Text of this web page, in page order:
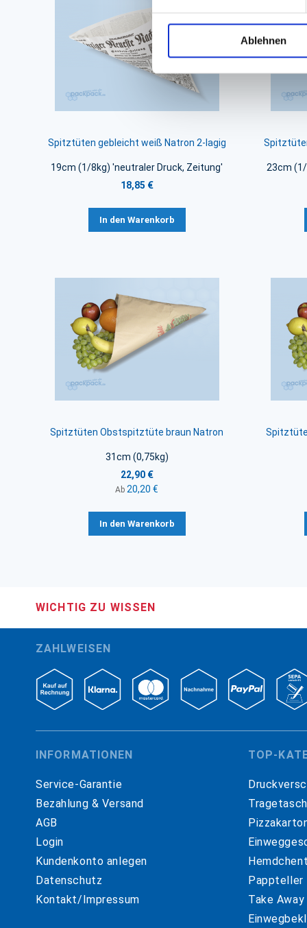
Ablehnen
Spitztüten gebleicht weiß Natron 2-lagig
19cm (1/8kg) 'neutraler Druck, Zeitung'
18,85 €
In den Warenkorb
23cm
Spitztüten Obstspitztüte braun Natron
31cm (0,75kg)
22,90 €
Ab 20,20 €
In den Warenkorb
WICHTIG ZU WISSEN
ZAHLWEISEN
INFORMATIONEN
Service-Garantie
Bezahlung & Versand
AGB
Login
Kundenkonto anlegen
Datenschutz
Kontakt/Impressum
TOP-
Pappteller
Take